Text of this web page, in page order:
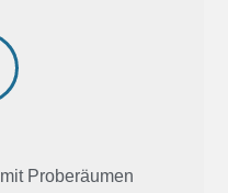
mit Proberäumen